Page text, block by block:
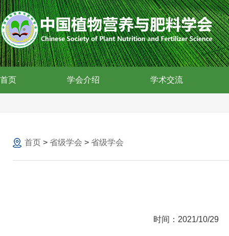
首页 学会介绍 学术交流
首页 > 省级学会 > 省级学会
时间：2021/10/29